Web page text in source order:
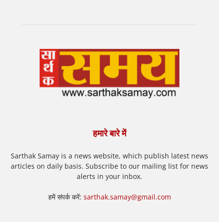
हमारे बारे में
Sarthak Samay is a news website, which publish latest news
articles on daily basis. Subscribe to our mailing list for news
alerts in your inbox.
हमें संपर्क करें: sarthak.samay@gmail.com